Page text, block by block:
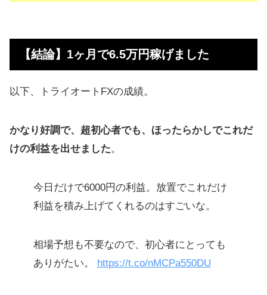
【結論】1ヶ月で6.5万円稼げました
以下、トライオートFXの成績。
かなり好調で、超初心者でも、ほったらかしでこれだ
けの利益を出せました。
今日だけで6000円の利益。放置でこれだけ
利益を積み上げてくれるのはすごいな。
相場予想も不要なので、初心者にとっても
ありがたい。 https://t.co/nMCPa550DU